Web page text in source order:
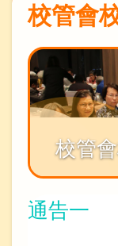
連
結
校管會
校管
通告一